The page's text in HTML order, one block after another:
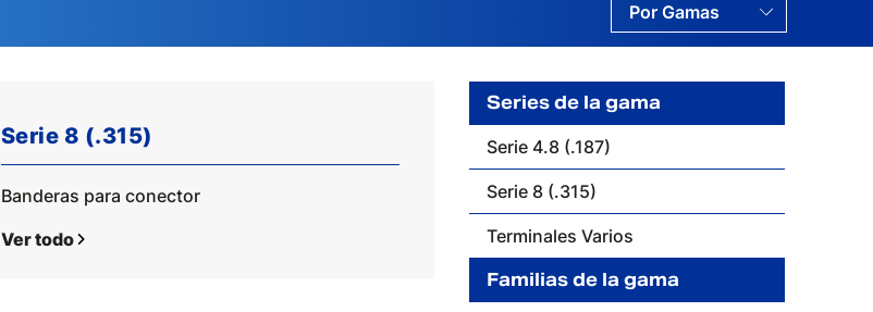
GAMA SERIE FAMILIA
Por Gamas
Por Series
Serie 8 (.315)
Banderas para conector
Ver todo
Series de la gama
Serie 4.8 (.187)
Serie 8 (.315)
Terminales Varios
Familias de la gama